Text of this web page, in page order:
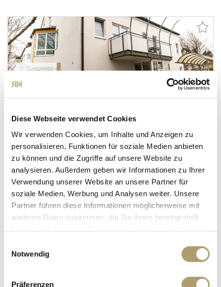
Diese Webseite verwendet Cookies
Wir verwenden Cookies, um Inhalte und Anzeigen zu
personalisieren, Funktionen für soziale Medien anbieten
zu können und die Zugriffe auf unsere Website zu
analysieren. Außerdem geben wir Informationen zu Ihrer
Verwendung unserer Website an unsere Partner für
soziale Medien, Werbung und Analysen weiter. Unsere
Partner führen diese Informationen möglicherweise mit
weiteren Daten zusammen, die Sie ihnen bereitgestellt
haben oder die sie im Rahmen Ihrer Nutzung der Dienste
Notwendig
Präferenzen
1.385,- €
***VERMIETET!*** Erstbezug nach Renovierung, 2
Etagenwohnung
WOHNFLÄCHE
ZIMMER